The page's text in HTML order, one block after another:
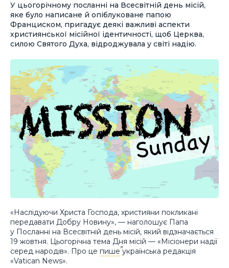
У цьогорічному посланні на Всесвітній день місій,
яке було написане й опіблуковане папою
Франциском, пригадує деякі важливі аспекти
християнської місійної ідентичності, щоб Церква,
силою Святого Духа, відроджувала у світі надію.
«Наслідуючи Христа Господа, християни покликані
передавати Добру Новину», — наголошує Папа
у Посланні на Всесвітній день місій, який відзначається
19 жовтня. Цьогорічна тема Дня місій — «Місіонери надії
серед народів». Про це пишеукраїнська редакція
«Vatican News».